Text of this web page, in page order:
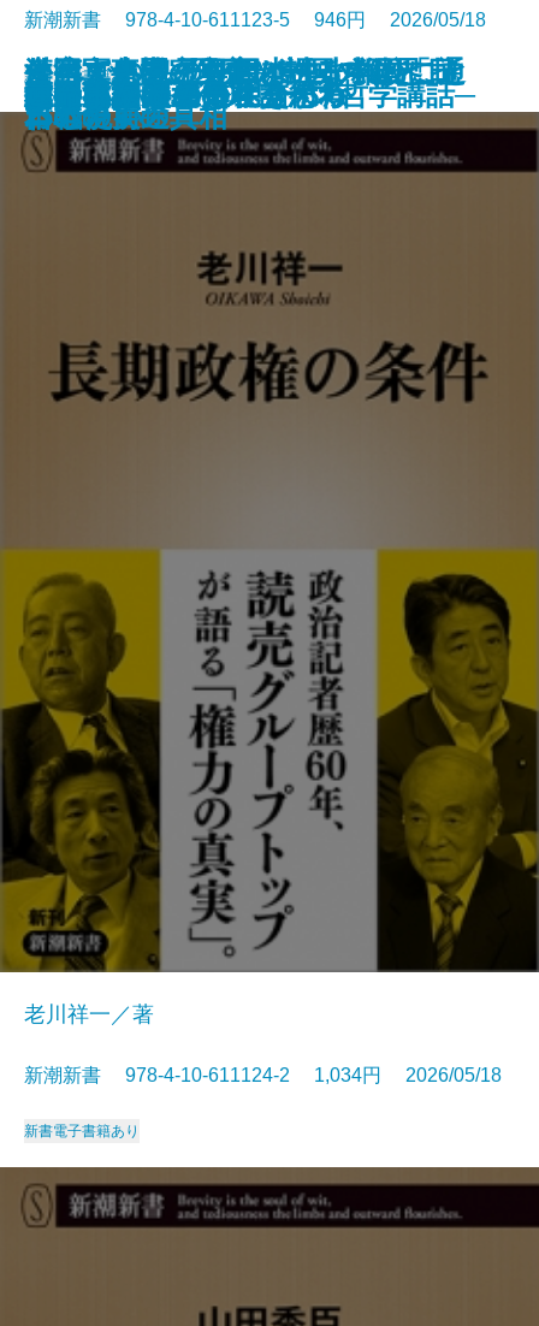
愛知県は天下を取るがね
猫のいる人生
反復する昭和史
推したちとどう生きるか
高野連
すべての人の死因は生まれたこと
である
ヒトと音楽の進化論
星野源論
本とは何か
知の本棚
新潮新書 978-4-10-611123-5 946円 2026/05/18
新書電子書籍あり
長期政権の条件
老川祥一／著
新潮新書 978-4-10-611124-2 1,034円 2026/05/18
新書電子書籍あり
外国人患者─医療ツーリズムと日
本の現実─
天皇への敗北─シリーズ哲学講話─
コミュ力不要の社交術
台湾軍事機密文書が語る中国「抗
日戦争」の真相
それでも息子を日本の小学校に通
わせたい
漢字文化圏の興亡─中国の限界、
日本の前途─
人生不案内
武器としての日本語思考
運命まかせ